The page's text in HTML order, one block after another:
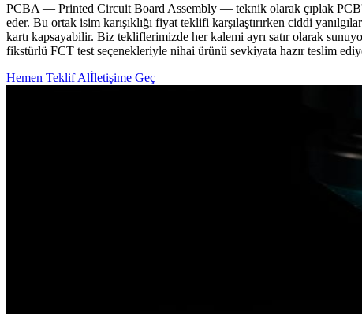
PCBA — Printed Circuit Board Assembly — teknik olarak çıplak
eder. Bu ortak isim karışıklığı fiyat teklifi karşılaştırırken ciddi
kartı kapsayabilir. Biz tekliflerimizde her kalemi ayrı satır olarak
fikstürlü FCT test seçenekleriyle nihai ürünü sevkiyata hazır teslim
Hemen Teklif Alİletişime Geç